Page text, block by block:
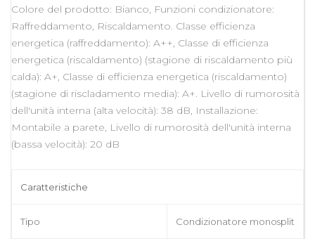
Colore del prodotto: Bianco, Funzioni condizionatore:
Raffreddamento, Riscaldamento. Classe efficienza
energetica (raffreddamento): A++, Classe di efficienza
energetica (riscaldamento) (stagione di riscaldamento più
calda): A+, Classe di efficienza energetica (riscaldamento)
(stagione di riscladamento media): A+. Livello di rumorosità
dell'unità interna (alta velocità): 38 dB, Installazione:
Montabile a parete, Livello di rumorosità dell'unità interna
(bassa velocità): 20 dB
Caratteristiche
Tipo Condizionatore monosplit